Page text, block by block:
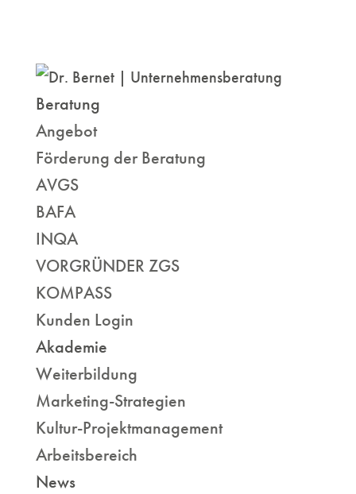
Beratung
Angebot
Förderung der Beratung
AVGS
BAFA
INQA
VORGRÜNDER ZGS
KOMPASS
Kunden Login
Akademie
Weiterbildung
Marketing-Strategien
Kultur-Projektmanagement
Arbeitsbereich
News